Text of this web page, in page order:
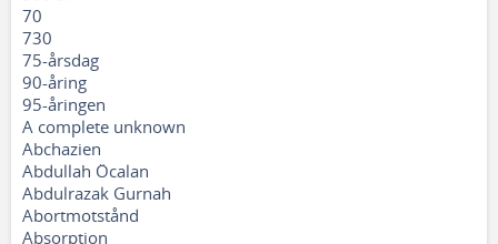
70
730
75-årsdag
90-åring
95-åringen
A complete unknown
Abchazien
Abdullah Öcalan
Abdulrazak Gurnah
Abortmotstånd
Absorption